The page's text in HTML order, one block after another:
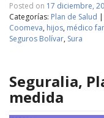
Posted on 17 diciembre,
Categorías: Plan de Salud |
Coomeva, hijos, médico
Seguros Bolívar, Sura
Seguralia,
medida